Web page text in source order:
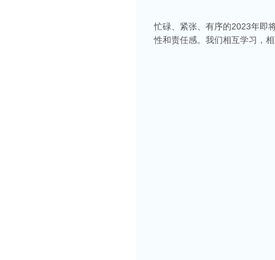
忙碌、紧张、有序的2023年即
性和责任感。我们相互学习，